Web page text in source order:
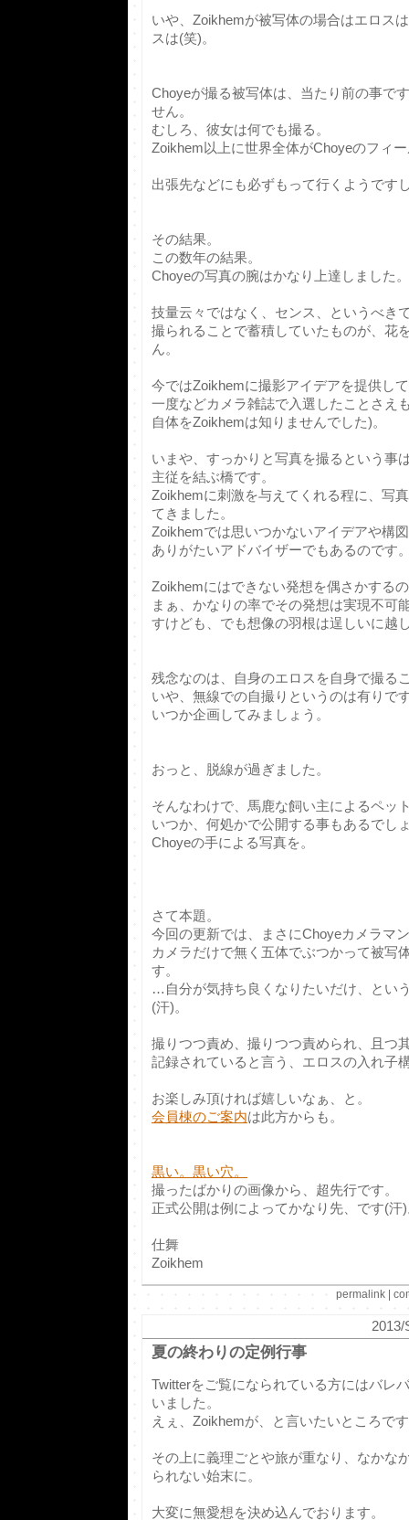
いや、Zoikhemが被写体の場合はエロス
スは(笑)。
Choyeが撮る被写体は、当たり前の事で
せん。
むしろ、彼女は何でも撮る。
Zoikhem以上に世界全体がChoyeのフィ
出張先などにも必ずもって行くようです
その結果。
この数年の結果。
Choyeの写真の腕はかなり上達しました。
技量云々ではなく、センス、というべき
撮られることで蓄積していたものが、花
ん。
今ではZoikhemに撮影アイデアを提供し
一度などカメラ雑誌で入選したことさえ
自体をZoikhemは知りませんでした)。
いまや、すっかりと写真を撮るという事
主従を結ぶ橋です。
Zoikhemに刺激を与えてくれる程に、写
てきました。
Zoikhemでは思いつかないアイデアや構
ありがたいアドバイザーでもあるのです
Zoikhemにはできない発想を偶さかする
まぁ、かなりの率でその発想は実現不可
すけども、でも想像の羽根は逞しいに越
残念なのは、自身のエロスを自身で撮る
いや、無線での自撮りというのは有りで
いつか企画してみましょう。
おっと、脱線が過ぎました。
そんなわけで、馬鹿な飼い主によるペッ
いつか、何処かで公開する事もあるでし
Choyeの手による写真を。
さて本題。
今回の更新では、まさにChoyeカメラマ
カメラだけで無く五体でぶつかって被写
す。
…自分が気持ち良くなりたいだけ、とい
(汗)。
撮りつつ責め、撮りつつ責められ、且つ
記録されていると言う、エロスの入れ子
お楽しみ頂ければ嬉しいなぁ、と。
会員棟のご案内は此方からも。
黒い。黒い穴。
撮ったばかりの画像から、超先行です。
正式公開は例によってかなり先、です(汗
仕舞
Zoikhem
permalink
夏の終わりの定例行事
Twitterをご覧になられている方にはバレ
いました。
えぇ、Zoikhemが、と言いたいところで
その上に義理ごとや旅が重なり、なかな
られない始末に。
大変に無愛想を決め込んでおります。